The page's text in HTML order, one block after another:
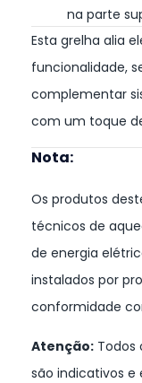
na parte
Esta grelha alia
funcionalidade,
complementar
com um toque
Nota:
Os produtos
técnicos de
de energia
instalados por
conformidade
Atenção: Todos
são indicativos e